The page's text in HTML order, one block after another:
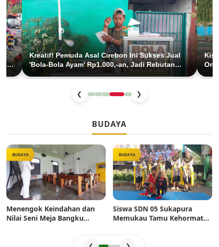
di
Kreatif! Pemuda Asal Cirebon Ini Sukses Jual
'Bola-Bola Ayam' Rp1.000,-an, Jadi Rebutan
Anak SD di Jakarta
❮ ❯
BUDAYA
BUDAYA
Menengok Keindahan dan
Nilai Seni Meja Bangku
BUDAYA
Siswa SDN 05 Sukapura
Memukau Tamu Kehormatan